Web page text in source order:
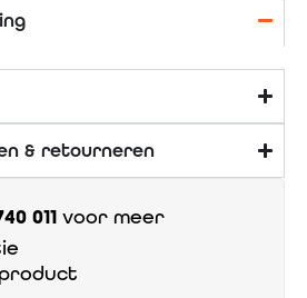
& retourneren
011 voor meer